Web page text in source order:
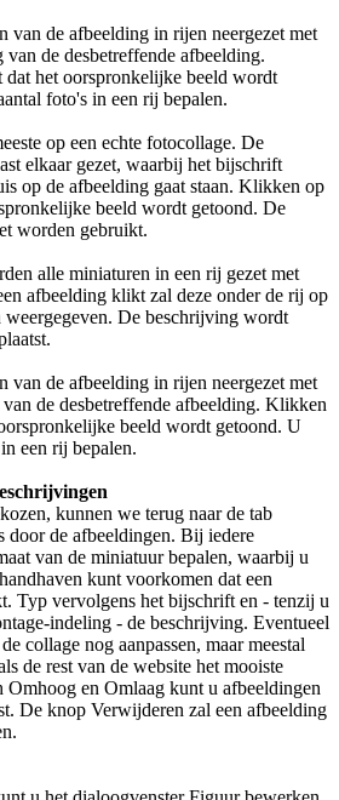
van de afbeelding in rijen neergezet met
de desbetreffende afbeelding.
het oorspronkelijke beeld wordt
foto's in een rij bepalen.
op een echte fotocollage. De
elkaar gezet, waarbij het bijschrift
op de afbeelding gaat staan. Klikken op
beeld wordt getoond. De
worden gebruikt.
alle miniaturen in een rij gezet met
afbeelding klikt zal deze onder de rij op
De beschrijving wordt
van de afbeelding in rijen neergezet met
de desbetreffende afbeelding. Klikken
beeld wordt getoond. U
een rij bepalen.
kunnen we terug naar de tab
door de afbeeldingen. Bij iedere
van de miniatuur bepalen, waarbij u
kunt voorkomen dat een
Typ vervolgens het bijschrift en - tenzij u
indeling - de beschrijving. Eventueel
collage nog aanpassen, maar meestal
de rest van de website het mooiste
Omhoog en Omlaag kunt u afbeeldingen
De knop Verwijderen zal een afbeelding